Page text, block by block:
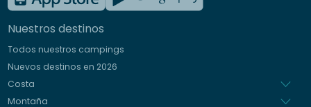
Inglés
Alemán
Nuestros destinos
Todos nuestros campings
Nuevos destinos en 2026
Costa
Montaña